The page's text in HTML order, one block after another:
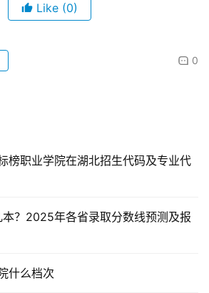
Like (0)
0
榜职业学院在湖北招生代码及专业代
？2025年各省录取分数线预测及报
什么档次